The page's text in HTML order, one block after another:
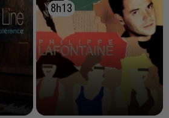
8h13
8h13